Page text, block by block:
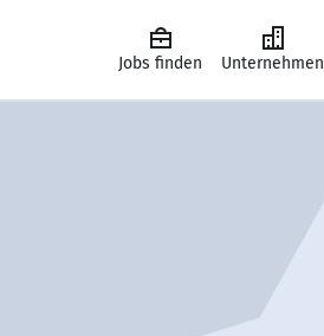
Jobs finden Unternehmen